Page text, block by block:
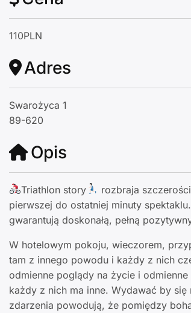
110PLN
Adres
Swarożyca 1
89-620
Opis
Triathlon story
rozbraja
pierwszej do ostatniej minuty spektaklu.
gwarantują doskonałą, pełną
W hotelowym pokoju, wieczorem,
tam z innego powodu i każdy z nich
odmienne poglądy na życie i
każdy z nich ma inne. Wydawać by
zdarzenia powodują, że pomiędzy